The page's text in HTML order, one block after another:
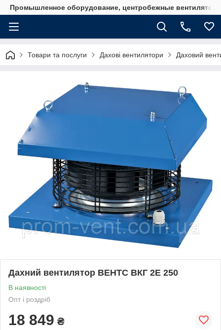
Промышленное оборудование, центробежные
Товари та послуги Дахові вентилятори Даховий
Дахний вентилятор ВЕНТС ВКГ 2Е 250
В наявності
Опт і роздріб
18 849 ₴